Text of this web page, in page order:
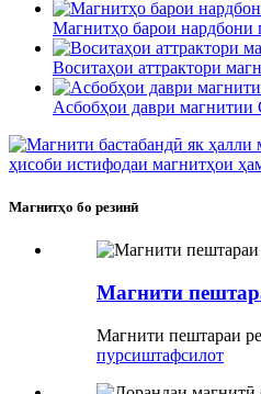
Магнитҳо барои нардбони
Воситаҳои аттрактори
Асбобҳои даври магнитии
Магнитҳо бо резинӣ
Магнити
Магнити пештараи
пурсиштафсилот